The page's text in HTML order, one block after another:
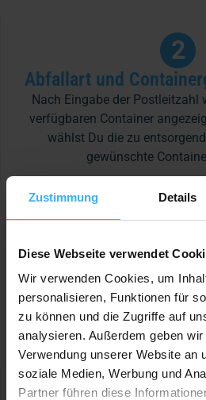
Zustimmung Details
Diese Webseite verwendet
Wir verwenden Cookies, um
personalisieren, Funktionen für
zu können und die Zugriffe auf
analysieren. Außerdem geben
Verwendung unserer Website an
soziale Medien, Werbung und
Partner führen diese
2
Abfallart und
Nach Eingabe der Postleitzahl
verfügbaren Container
wählst Du die zu
gewünschte
3
Zum Festpreis
gewünschten Stell- und
Kontaktdaten eines
Rechnung kannst Du bequem
oder PayPal
Jetzt App runterladen